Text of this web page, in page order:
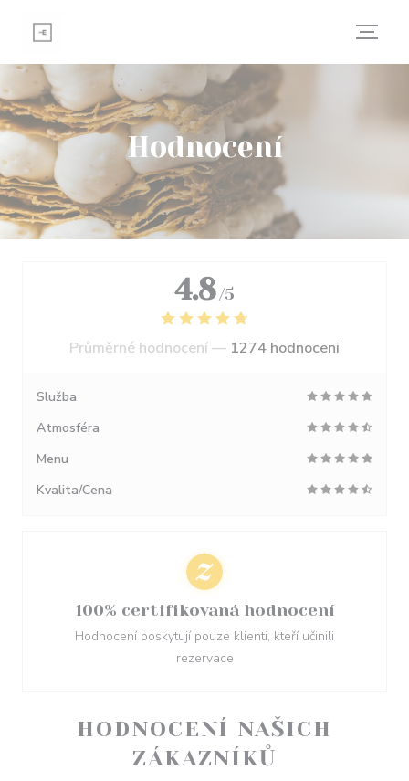
Hodnocení
HODNOCENÍ NAŠICH
ZÁKAZNÍKŮ
4.8 /5
Průměrné hodnocení — 1274 hodnoceni
Služba
Atmosféra
Menu
Kvalita/Cena
100% certifikovaná hodnocení
Hodnocení poskytují pouze klienti, kteří učinili
rezervace